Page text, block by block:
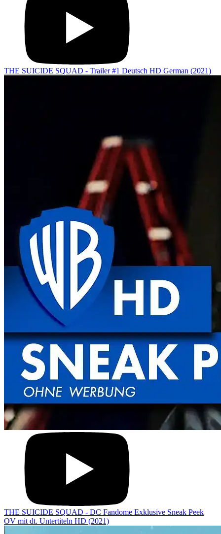
THE SUICIDE SQUAD - Trailer #1 Deutsch HD German (2021)
THE SUICIDE SQUAD - DC Fandome Exklusive Sneak Peek
OV mit dt. Untertiteln HD (2021)